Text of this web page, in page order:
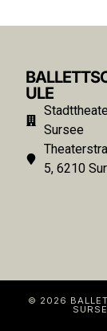
ULE
Sursee
5, 6210
© 2026